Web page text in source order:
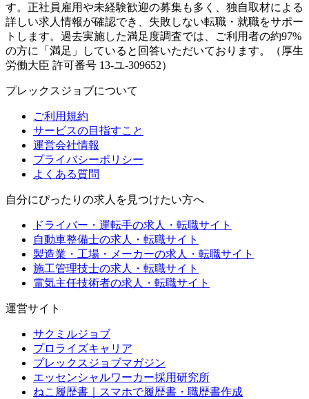
す。正社員雇用や未経験歓迎の募集も多く、独自取材による
詳しい求人情報が確認でき、失敗しない転職・就職をサポー
トします。過去実施した満足度調査では、ご利用者の約97%
の方に「満足」していると回答いただいております。（厚生
労働大臣 許可番号 13-ユ-309652）
プレックスジョブについて
ご利用規約
サービスの目指すこと
運営会社情報
プライバシーポリシー
よくある質問
自分にぴったりの求人を見つけたい方へ
ドライバー・運転手の求人・転職サイト
自動車整備士の求人・転職サイト
製造業・工場・メーカーの求人・転職サイト
施工管理技士の求人・転職サイト
電気主任技術者の求人・転職サイト
運営サイト
サクミルジョブ
プロライズキャリア
プレックスジョブマガジン
エッセンシャルワーカー採用研究所
ねこ履歴書｜スマホで履歴書・職歴書作成